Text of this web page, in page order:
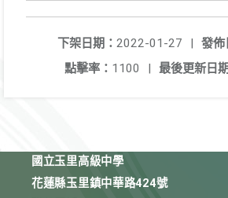
發佈
下架日期： 2022-01-27
|
最後更新日
點擊率： 1100 |
國立玉里高級中學
花蓮縣玉里鎮中華路424號